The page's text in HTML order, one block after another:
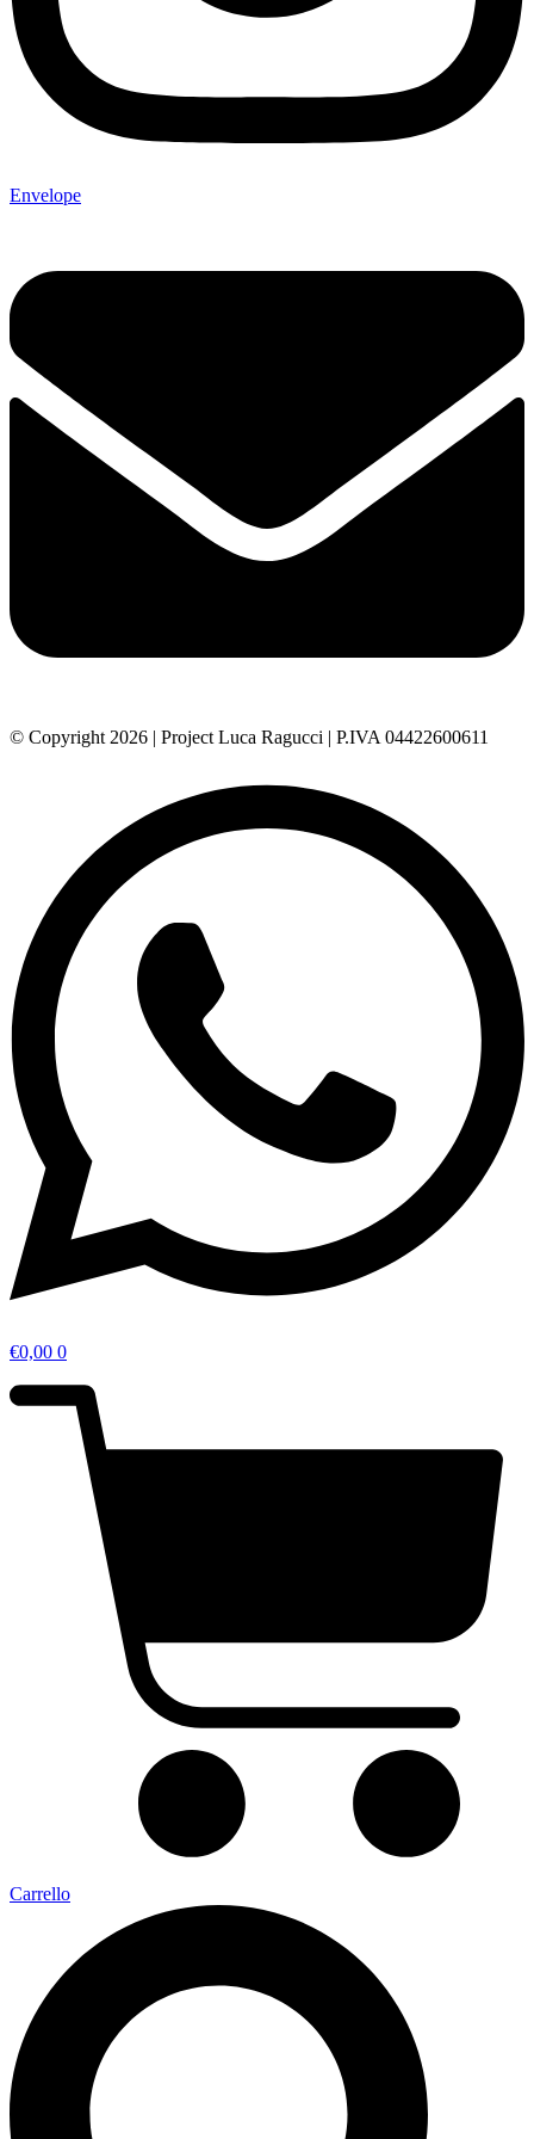
Envelope
© Copyright 2026 | Project Luca Ragucci | P.IVA 04422600611
€0,00 0
Carrello